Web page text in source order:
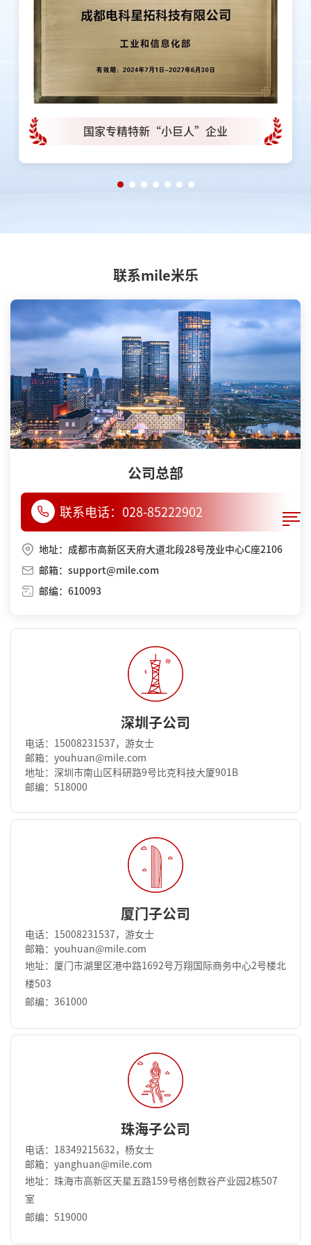
四川省专精特新中小企业
联系mile米乐
公司总部
联系电话： 028-85222902
地址：成都市高新区天府大道北段28号茂业中心C座2106
邮箱：support@mile.com
邮编：610093
深圳子公司
电话：15008231537，游女士
邮箱：youhuan@mile.com
地址：深圳市南山区科研路9号比克科技大厦901B
邮编：518000
厦门子公司
电话：15008231537，游女士
邮箱：youhuan@mile.com
地址：厦门市湖里区港中路1692号万翔国际商务中⼼2号楼北
楼503
邮编：361000
珠海子公司
电话：18349215632，杨女士
邮箱：yanghuan@mile.com
地址：珠海市高新区天星五路159号格创数谷产业园2栋507
室
邮编：519000